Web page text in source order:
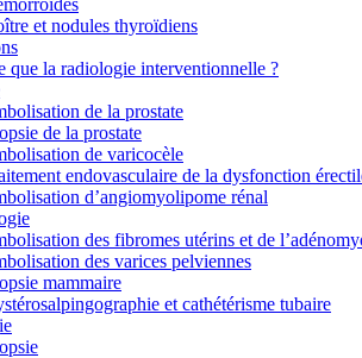
et nodules thyroïdiens
que la radiologie interventionnelle ?
de la prostate
de la prostate
de varicocèle
endovasculaire de la dysfonction
d’angiomyolipome rénal
des fibromes utérins et de
des varices pelviennes
mammaire
et cathétérisme tubaire